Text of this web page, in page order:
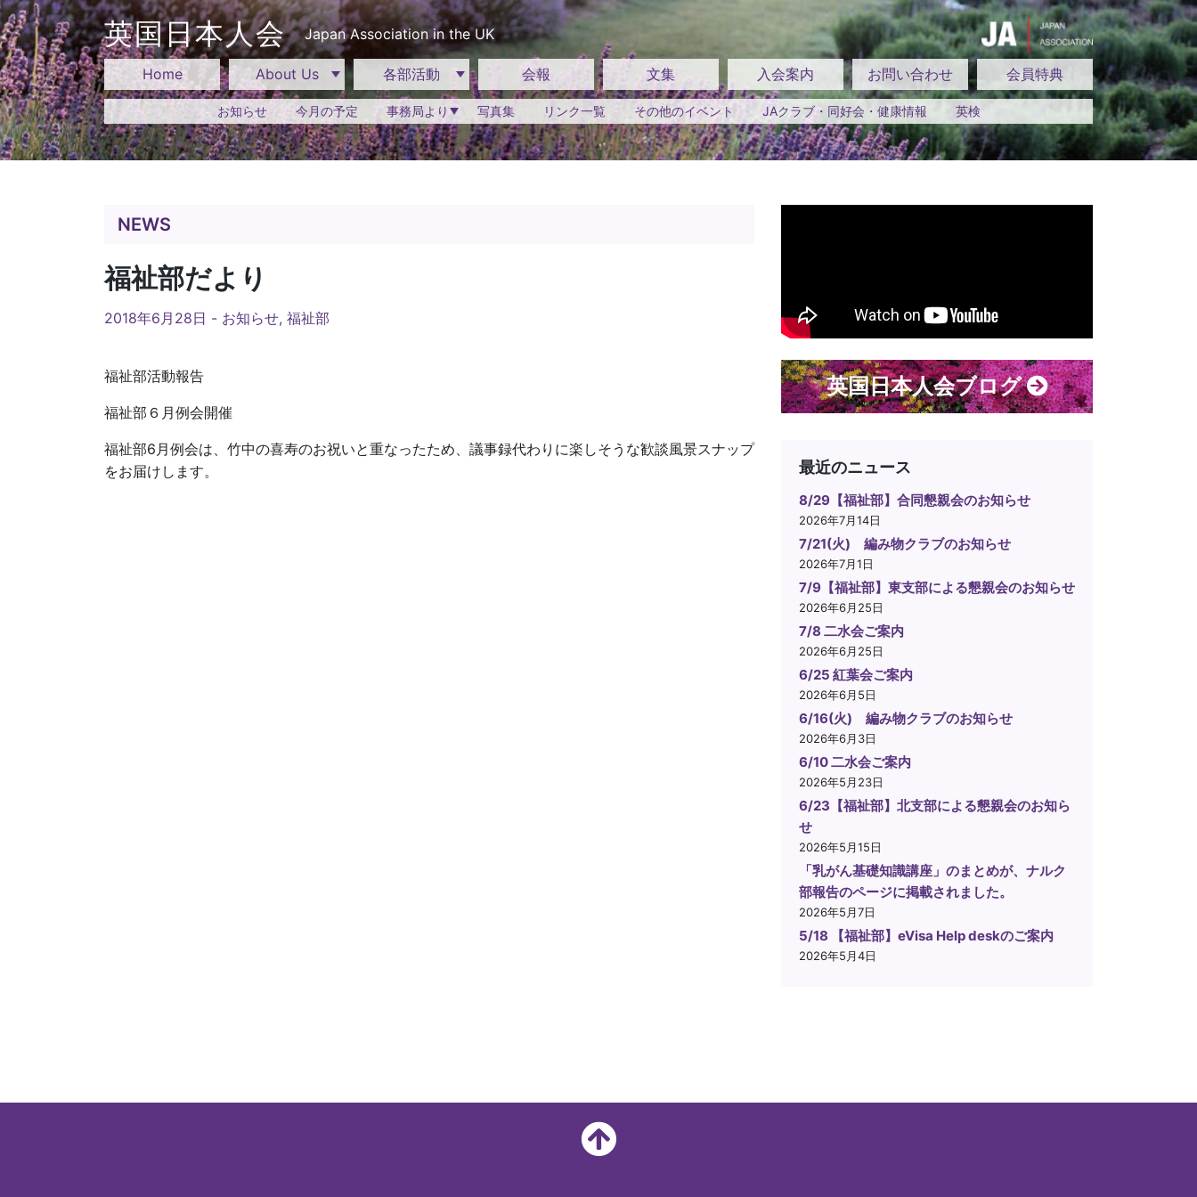
Skip
to
content
英国日本人会 Japan Association in the UK
Home About Us 各部活動 会報 文集 入会案内 お問い合わせ 会員特典
お知らせ 今月の予定 事務局より 写真集 リンク一覧 その他のイベント JAクラブ・同好会・健康情報 英検
NEWS
福祉部だより
2018年6月28日 - お知らせ, 福祉部
福祉部活動報告
福祉部６月例会開催
福祉部6月例会は、竹中の喜寿のお祝いと重なったため、議事録代わりに楽しそうな歓談風景スナップ
をお届けします。
英国日本人会ブログ
最近のニュース
8/29【福祉部】合同懇親会のお知らせ
2026年7月14日
7/21(火) 編み物クラブのお知らせ
2026年7月1日
7/9【福祉部】東支部による懇親会のお知らせ
2026年6月25日
7/8 二水会ご案内
2026年6月25日
6/25 紅葉会ご案内
2026年6月5日
6/16(火) 編み物クラブのお知らせ
2026年6月3日
6/10 二水会ご案内
2026年5月23日
6/23【福祉部】北支部による懇親会のお知ら
せ
2026年5月15日
「乳がん基礎知識講座」のまとめが、ナルク
部報告のページに掲載されました。
2026年5月7日
5/18 【福祉部】eVisa Help deskのご案内
2026年5月4日